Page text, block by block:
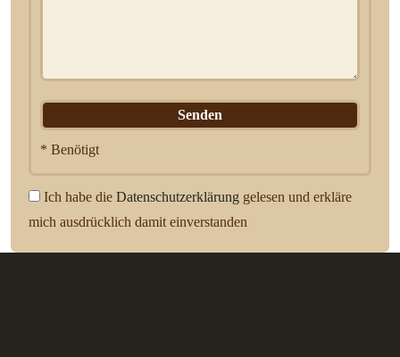
* Benötigt
Ich habe die Datenschutzerklärung gelesen und erkläre
mich ausdrücklich damit einverstanden